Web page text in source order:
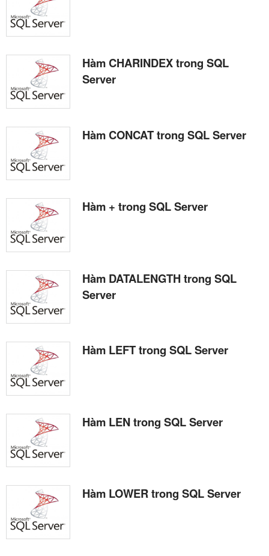
Hàm CHARINDEX trong SQL
Server
Hàm CONCAT trong SQL Server
Hàm + trong SQL Server
Hàm DATALENGTH trong SQL
Server
Hàm LEFT trong SQL Server
Hàm LEN trong SQL Server
Hàm LOWER trong SQL Server